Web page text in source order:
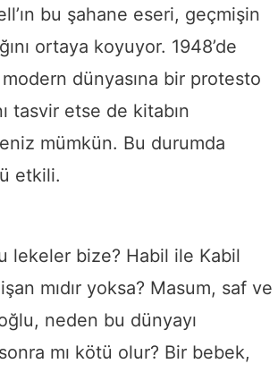
bu şahane eseri, geçmişin
ortaya koyuyor. 1948’de
dünyasına bir protesto
tasvir etse de kitabın
mümkün. Bu durumda
etkili.
lekeler bize? Habil ile Kabil
mıdır yoksa? Masum, saf ve
neden bu dünyayı
mı kötü olur? Bir bebek,